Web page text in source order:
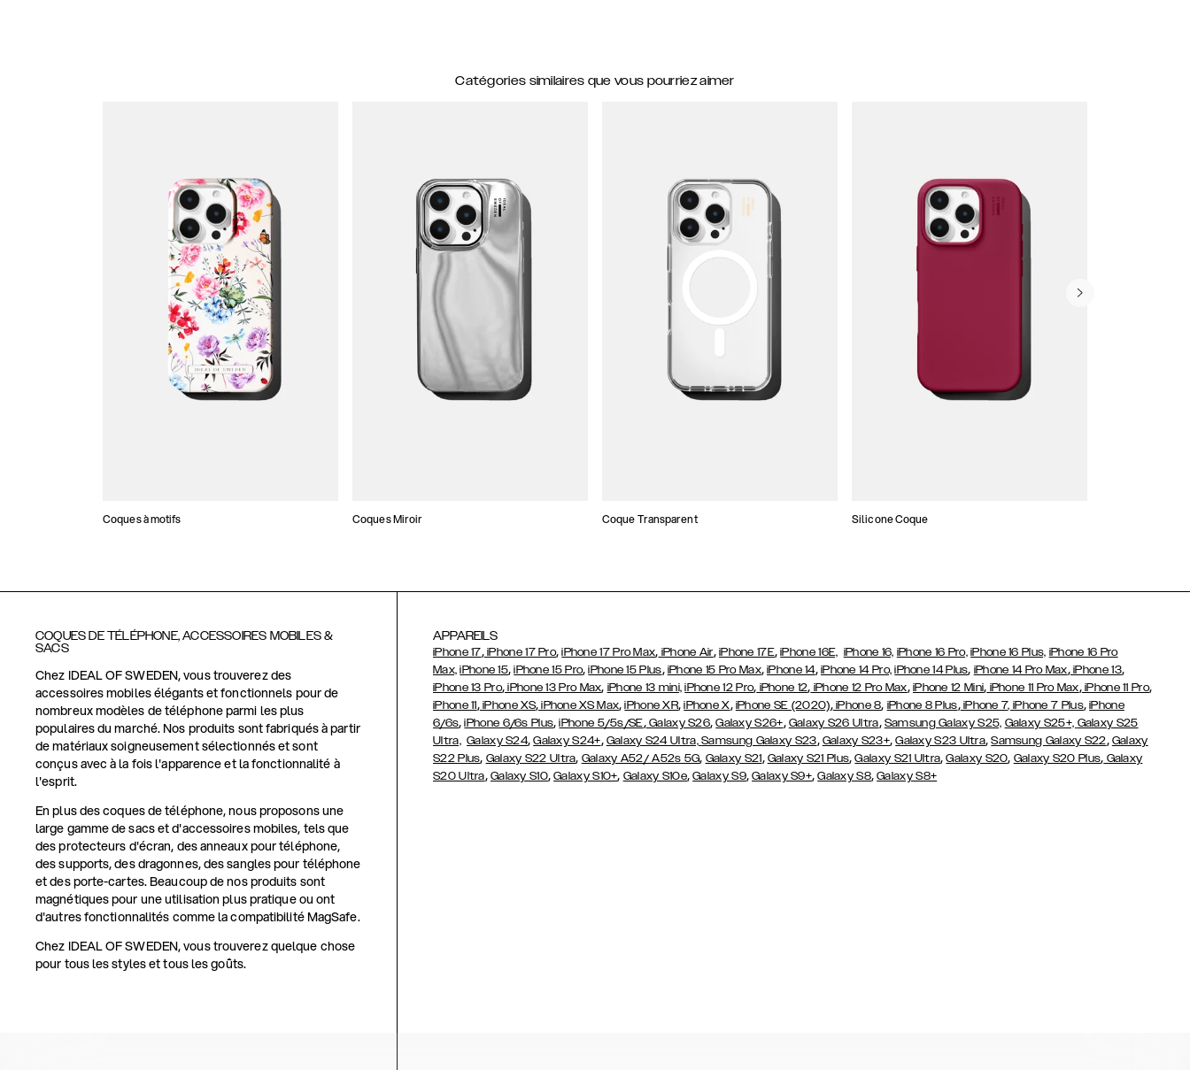
Catégories similaires que vous pourriez aimer
Coques à motifs Coques Miroir Coque Transparent Silicone Coque
COQUES DE TÉLÉPHONE, ACCESSOIRES MOBILES &
SACS
Chez IDEAL OF SWEDEN, vous trouverez des
accessoires mobiles élégants et fonctionnels pour de
nombreux modèles de téléphone parmi les plus
populaires du marché. Nos produits sont fabriqués à partir
de matériaux soigneusement sélectionnés et sont
conçus avec à la fois l'apparence et la fonctionnalité à
l'esprit.
En plus des coques de téléphone, nous proposons une
large gamme de sacs et d'accessoires mobiles, tels que
des protecteurs d'écran, des anneaux pour téléphone,
des supports, des dragonnes, des sangles pour téléphone
et des porte-cartes. Beaucoup de nos produits sont
magnétiques pour une utilisation plus pratique ou ont
d'autres fonctionnalités comme la compatibilité MagSafe.
Chez IDEAL OF SWEDEN, vous trouverez quelque chose
pour tous les styles et tous les goûts.
APPAREILS
iPhone 17,iPhone 17 Pro,iPhone 17 Pro Max, iPhone Air, iPhone 17E,iPhone 16E, iPhone 16, iPhone 16 Pro, iPhone 16 Plus, iPhone 16 Pro
Max, iPhone 15,iPhone 15 Pro,iPhone 15 Plus, iPhone 15 Pro Max,iPhone 14, iPhone 14 Pro, iPhone 14 Plus, iPhone 14 Pro Max,iPhone 13,
iPhone 13 Pro, iPhone 13 Pro Max, iPhone 13 mini, iPhone 12 Pro, iPhone 12, iPhone 12 Pro Max, iPhone 12 Mini, iPhone 11 Pro Max,iPhone 11 Pro,
iPhone 11,iPhone XS,iPhone XS Max,iPhone XR,iPhone X, iPhone SE (2020),iPhone 8, iPhone 8 Plus,iPhone 7, iPhone 7 Plus,iPhone
6/6s,iPhone 6/6s Plus,iPhone 5/5s/SE,Galaxy S26,Galaxy S26+, Galaxy S26 Ultra, Samsung Galaxy S25, Galaxy S25+, Galaxy S25
Ultra, Galaxy S24,Galaxy S24+, Galaxy S24 Ultra,Samsung Galaxy S23, Galaxy S23+,Galaxy S23 Ultra,Samsung Galaxy S22, Galaxy
S22 Plus, Galaxy S22 Ultra, Galaxy A52/ A52s 5G, Galaxy S21, Galaxy S21 Plus,Galaxy S21 Ultra,Galaxy S20, Galaxy S20 Plus, Galaxy
S20 Ultra, Galaxy S10,Galaxy S10+, Galaxy S10e,Galaxy S9,Galaxy S9+,Galaxy S8,Galaxy S8+